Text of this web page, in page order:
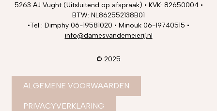
5263 AJ Vught (Uitsluitend op afspraak) • KVK: 82650004 •
BTW: NL862552138B01
•Tel : Dimphy 06-19581020 • Minouk 06-19740515 •
info@damesvandemeierij.nl
© 2025
ALGEMENE VOORWAARDEN
PRIVACYVERKLARING